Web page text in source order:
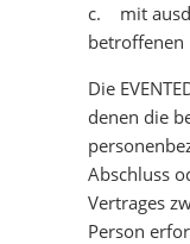
c. mit
betroffenen
Die
denen die
Abschluss
Vertrages
Person